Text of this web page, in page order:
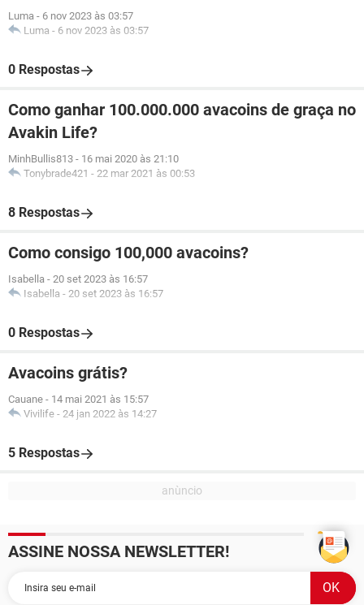
Luma - 6 nov 2023 às 03:57
Luma - 6 nov 2023 às 03:57
0 Respostas
Como ganhar 100.000.000 avacoins de graça no
Avakin Life?
MinhBullis813 - 16 mai 2020 às 21:10
Tonybrade421 - 22 mar 2021 às 00:53
8 Respostas
Como consigo 100,000 avacoins?
Isabella - 20 set 2023 às 16:57
Isabella - 20 set 2023 às 16:57
0 Respostas
Avacoins grátis?
Cauane - 14 mai 2021 às 15:57
Vivilife - 24 jan 2022 às 14:27
5 Respostas
ASSINE NOSSA NEWSLETTER!